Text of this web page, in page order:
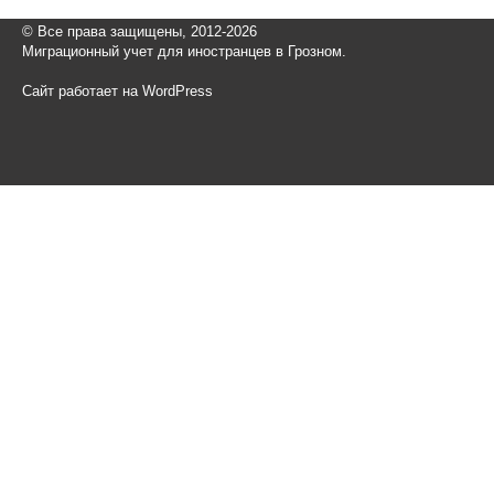
© Все права защищены, 2012-2026
Миграционный учет для иностранцев в Грозном.
Сайт работает на WordPress